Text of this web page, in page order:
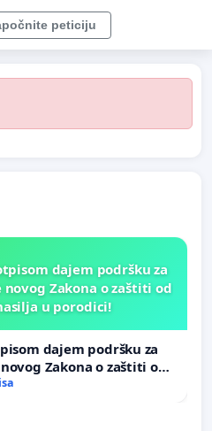
peticiju
dajem podršku za
novog Zakona o zaštiti od
u porodici!
dajem podršku za
Zakona o zaštiti od